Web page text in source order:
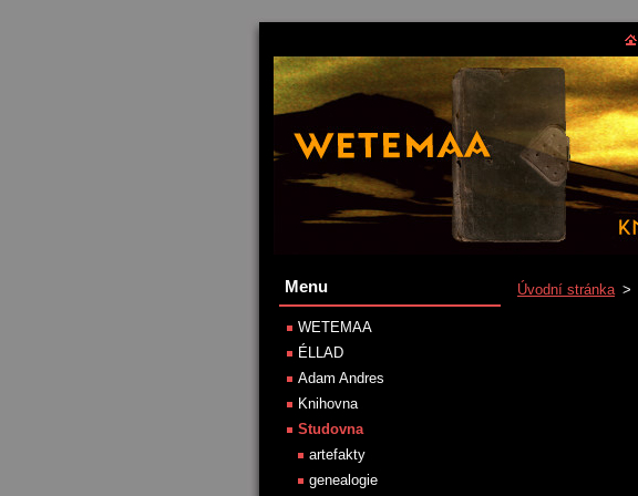
Úvodní stránka >
Menu
WETEMAA
ÉLLAD
Adam Andres
Knihovna
Studovna
artefakty
genealogie